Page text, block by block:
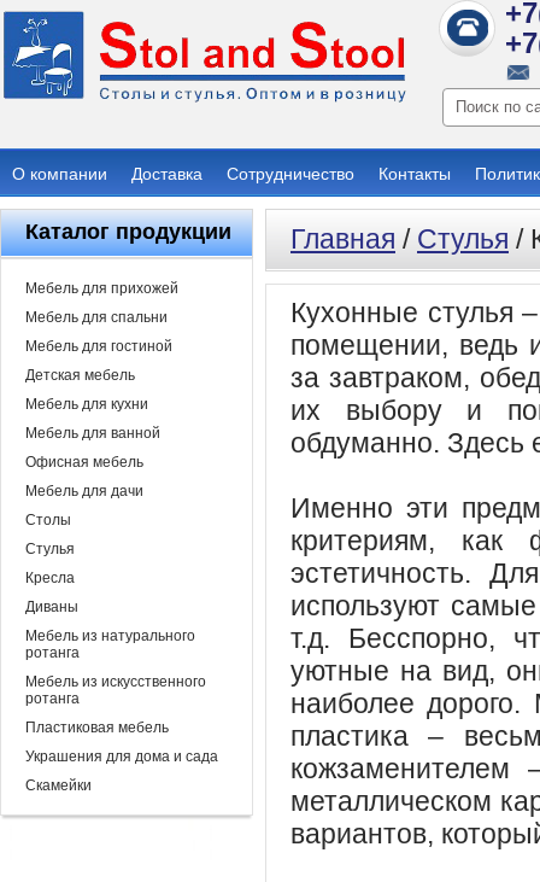
О компании Доставка Сотрудничество Контакты
Каталог продукции
Мебель для прихожей
Мебель для спальни
Мебель для гостиной
Детская мебель
Мебель для кухни
Мебель для ванной
Офисная мебель
Мебель для дачи
Столы
Стулья
Кресла
Диваны
Мебель из натурального
ротанга
Мебель из искусственного
ротанга
Пластиковая мебель
Украшения для дома и сада
Скамейки
Главная / Стулья /
Кухонные стулья
помещении, ведь
за завтраком,
их выбору и
обдуманно. Здесь
Именно эти
критериям, как
эстетичность.
используют
т.д. Бесспорно,
уютные на вид,
наиболее
пластика –
металлическом
вариантов,